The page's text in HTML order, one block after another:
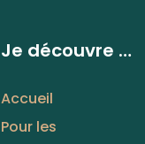
Je découvre …
Accueil
Pour les